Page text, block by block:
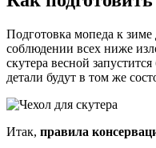
Подготовка мопеда к зиме
соблюдении всех ниже
скутера весной
детали будут в том же
Итак, правила